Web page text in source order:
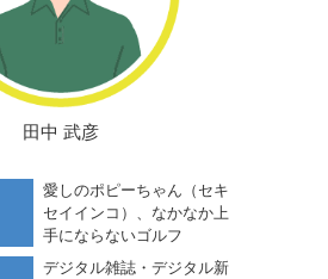
田中 武彦
愛しのポピーちゃん（セキ
セイインコ）、なかなか上
手にならないゴルフ
デジタル雑誌・デジタル新